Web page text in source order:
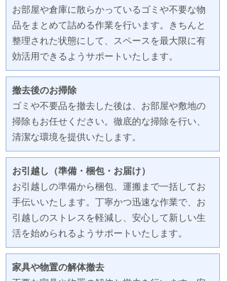
お部屋や倉庫に散らかっているゴミや不要な物
品をまとめて詰める作業を行います。きちんと
整理された状態にして、スペースを最大限に有
効活用できるようサポートいたします。
撤去後のお掃除
ゴミや不要品を撤去した後は、お部屋や敷地の
掃除もお任せください。徹底的な掃除を行い、
清潔な環境を提供いたします。
お引越し（準備・梱包・お届け）
お引越しの準備から梱包、運搬まで一括してお
手伝いいたします。丁寧かつ迅速な作業で、お
引越しのストレスを軽減し、安心して新しい生
活を始められるようサポートいたします。
家具や物置の解体撤去